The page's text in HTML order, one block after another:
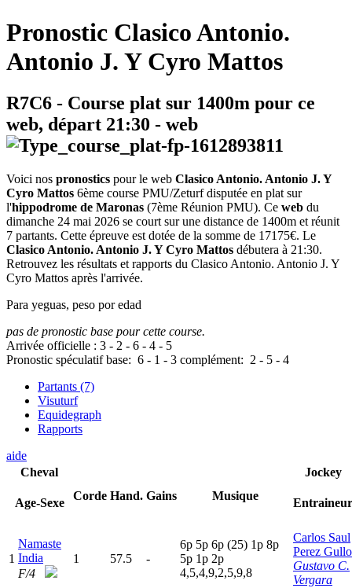
Pronostic Clasico Antonio.
Antonio J. Y Cyro Mattos
R7C6 - Course plat sur 1400m pour ce
web, départ 21:30 - web
Voici nos pronostics pour le web Clasico Antonio. Antonio J. Y
Cyro Mattos 6ème course PMU/Zeturf disputée en plat sur
l'hippodrome de Maronas (7ème Réunion PMU). Ce web du
dimanche 24 mai 2026 se court sur une distance de 1400m et réunit
7 partants. Cette épreuve est dotée de la somme de 17175€. Le
Clasico Antonio. Antonio J. Y Cyro Mattos débutera à 21:30.
Retrouvez les résultats et rapports du Clasico Antonio. Antonio J. Y
Cyro Mattos après l'arrivée.
Para yeguas, peso por edad
pas de pronostic base pour cette course.
Arrivée officielle : 3 - 2 - 6 - 4 - 5
Pronostic spéculatif base: 6 - 1 - 3 complément: 2 - 5 - 4
Partants (7)
Visuturf
Equidegraph
Rapports
aide
Cheval
Age-Sexe
Corde Hand. Gains Musique
Jockey
Entraineur
1
Namaste
India
F/4
1 57.5 -
6p 5p 6p (25) 1p 8p
5p 1p 2p
4,5,4,9,2,5,9,8
Carlos Saul
Perez Gullo
Gustavo C.
Vergara